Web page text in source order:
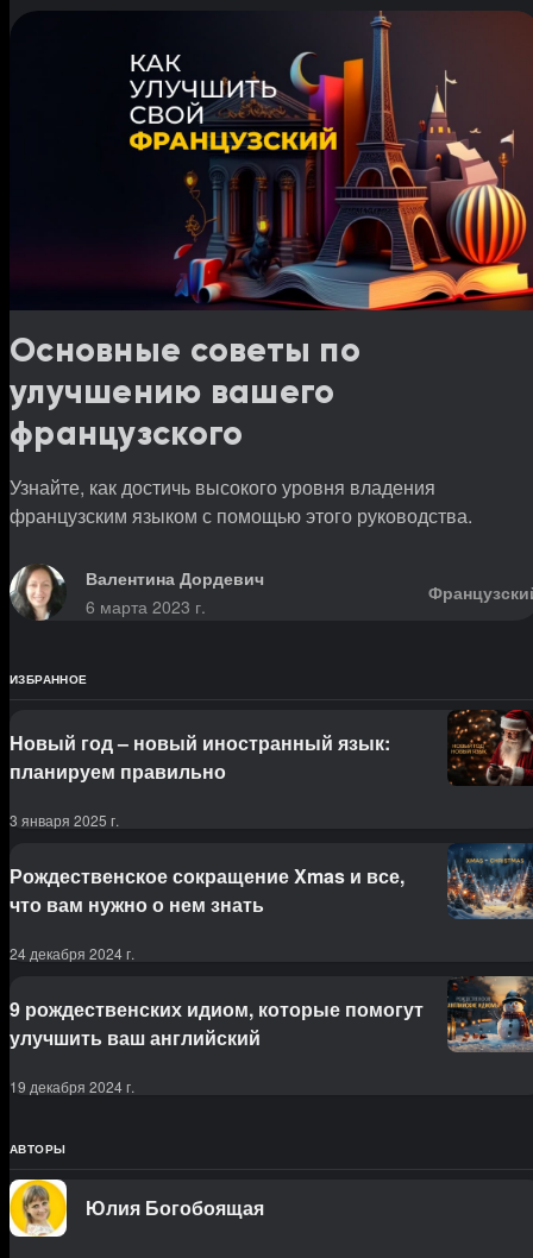
Основные советы по
улучшению вашего
французского
Узнайте, как достичь высокого уровня владения
французским языком с помощью этого руководства.
Валентина Дордевич
6 марта 2023 г.
ИЗБРАННОЕ
Новый год – новый иностранный язык:
планируем правильно
3 января 2025 г.
Рождественское сокращение Xmas и все,
что вам нужно о нем знать
24 декабря 2024 г.
9 рождественских идиом, которые помогут
улучшить ваш английский
19 декабря 2024 г.
АВТОРЫ
Юлия Богобоящая